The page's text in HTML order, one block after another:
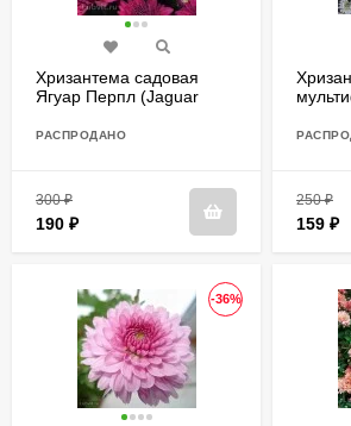
Хризантема садовая
Ягуар Перпл (Jaguar
РАСПРОДАНО
300₽
190 ₽
250₽
159 ₽
-36%